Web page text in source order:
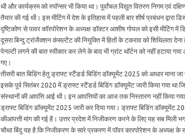
थी और कार्यक्रम को स्पॉन्सर भी किया था। पूर्वांचल विद्युत वितरण निगम एवं
तैयार की गई थी। इस मीटिंग में देश के इतिहास में पहली बार शीर्ष प्रबंधन
दृष्टिकोण से पावर कॉरपोरेशन के अध्यक्ष डॉक्टर आशीष गोयल को इसी मीटिंग में
दूसरा बिन्दु ट्रांजैक्शन कंसल्टेंट की नियुक्ति में हितों के टकराव को शिथिलता
पेनल्टी लगने की बात स्वीकार कर लेने के बाद भी ग्रांट थॉर्टन को नहीं हटाया
गए।
तीसरी बात बिडिंग हेतु ड्राफ्ट स्टैंडर्ड बिडिंग डॉक्यूमेंट 2025 को आधार माना
इसके पूर्व सितंबर 2020 में ड्राफ्ट स्टैंडर्ड बिडिंग डॉक्यूमेंट जारी किया गया
संस्थानों की आपत्ति आई थी। इन आपत्तियों का आज तक निस्तारण नहीं किया
ड्राफ्ट बिडिंग डॉक्यूमेंट 2025 जारी कर दिया गया। ड्राफ्ट बिडिंग डॉक्यूमेंट
कीआपत्ती मांग की गई है। उत्तर प्रदेश में निजीकरण करने के लिए यह सब मिली
चौथा बिंदु यह है कि निजीकरण के सारे प्रकरण में पॉवर कारपोरेशन के अध्यक्ष के